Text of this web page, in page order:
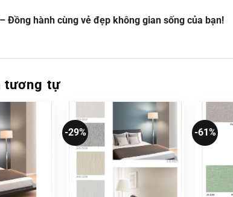
Đồng hành cùng vẻ đẹp không gian sống của bạn!
tương tự
-29% -61%